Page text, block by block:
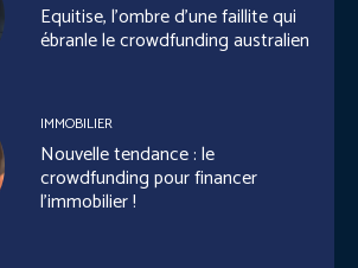
Equitise, l’ombre d’une faillite qui
ébranle le crowdfunding australien
IMMOBILIER
Nouvelle tendance : le
crowdfunding pour financer
l’immobilier !